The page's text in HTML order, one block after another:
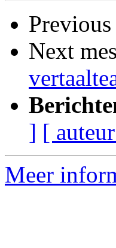
Next
] [
Meer